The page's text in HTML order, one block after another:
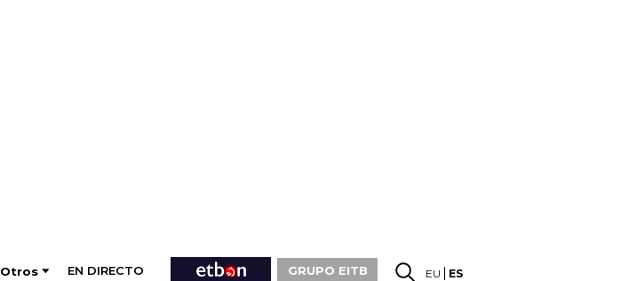
Otros EN DIRECTO GRUPO EITB EU ES